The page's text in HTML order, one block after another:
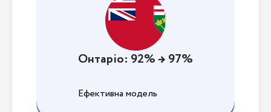
Онтаріо: 92% → 97%
Ефективна модель